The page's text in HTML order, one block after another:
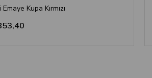
Kupa Kırmızı